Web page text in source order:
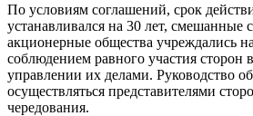
По условиям соглашений, срок
устанавливался на 30 лет, смешанные
акционерные общества учреждались
соблюдением равного участия сторон
управлении их делами. Руководство
осуществляться представителями
чередования.